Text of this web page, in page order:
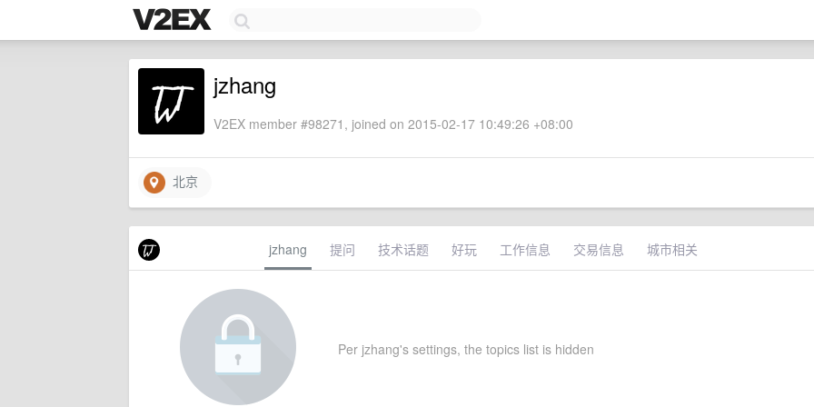
jzhang
V2EX member #98271, joined on 2015-02-17 10:49:26 +08:00
北京
jzhang 提问 技术话题 好玩 工作信息 交易信息 城市相关
Per jzhang's settings, the topics list is hidden